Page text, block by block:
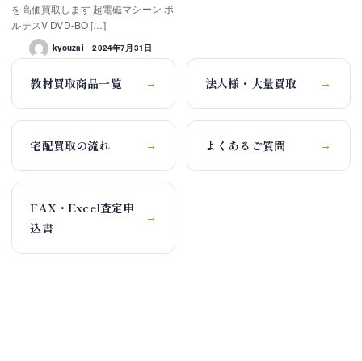
を高価買取します 超電磁マシーン ボ
ルテスV DVD-BO […]
kyouzai 2024年7月31日
教材買取商品一覧 → 法人様・大量買取 →
宅配買取の流れ → よくあるご質問 →
FAX・Excel査定申
込書
→